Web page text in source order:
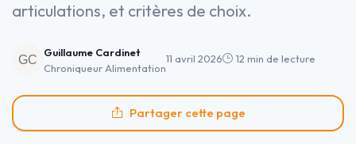
articulations, et critères de choix.
Guillaume Cardinet
Chroniqueur Alimentation
11 avril 2026 12 min de lecture
Partager cette page